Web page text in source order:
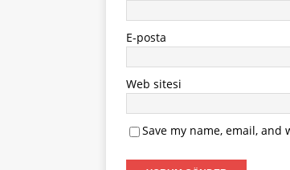
E-posta
Web sitesi
Save my name, email,